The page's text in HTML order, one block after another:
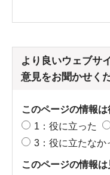
より良いウェブサ
意見をお聞かせく
このページの情報
1：役に立った
3：役に立たなか
このページの情報